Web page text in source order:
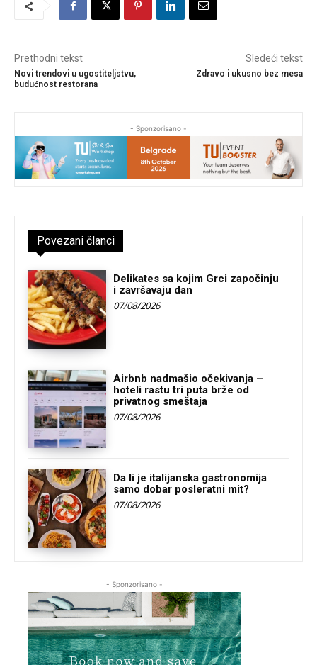
Prethodni tekst
Novi trendovi u ugostiteljstvu,
budućnost restorana
Sledeći tekst
Zdravo i ukusno bez mesa
- Sponzorisano -
Povezani članci
Delikates sa kojim Grci započinju
i završavaju dan
07/08/2026
Airbnb nadmašio očekivanja –
hoteli rastu tri puta brže od
privatnog smeštaja
07/08/2026
Da li je italijanska gastronomija
samo dobar posleratni mit?
07/08/2026
- Sponzorisano -